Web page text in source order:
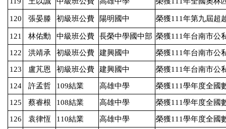
120 張晏滕 初級班公費 陽明國中 榮獲111年第九屆超
121 林佑勳 中級班公費 長榮中學國中部 榮獲111年台南市公
122 洪靖承 初級班公費 建興國中 榮獲111年台南市公
123 盧芃恩 初級班公費 建興國中 榮獲111年台南市公
124 許孟哲 109結業 高雄中學 榮獲111學年度全國
125 蔡睿根 108結業 高雄中學 榮獲111學年度全國
126 袁律恆 110結業 高雄中學 榮獲111學年度全國